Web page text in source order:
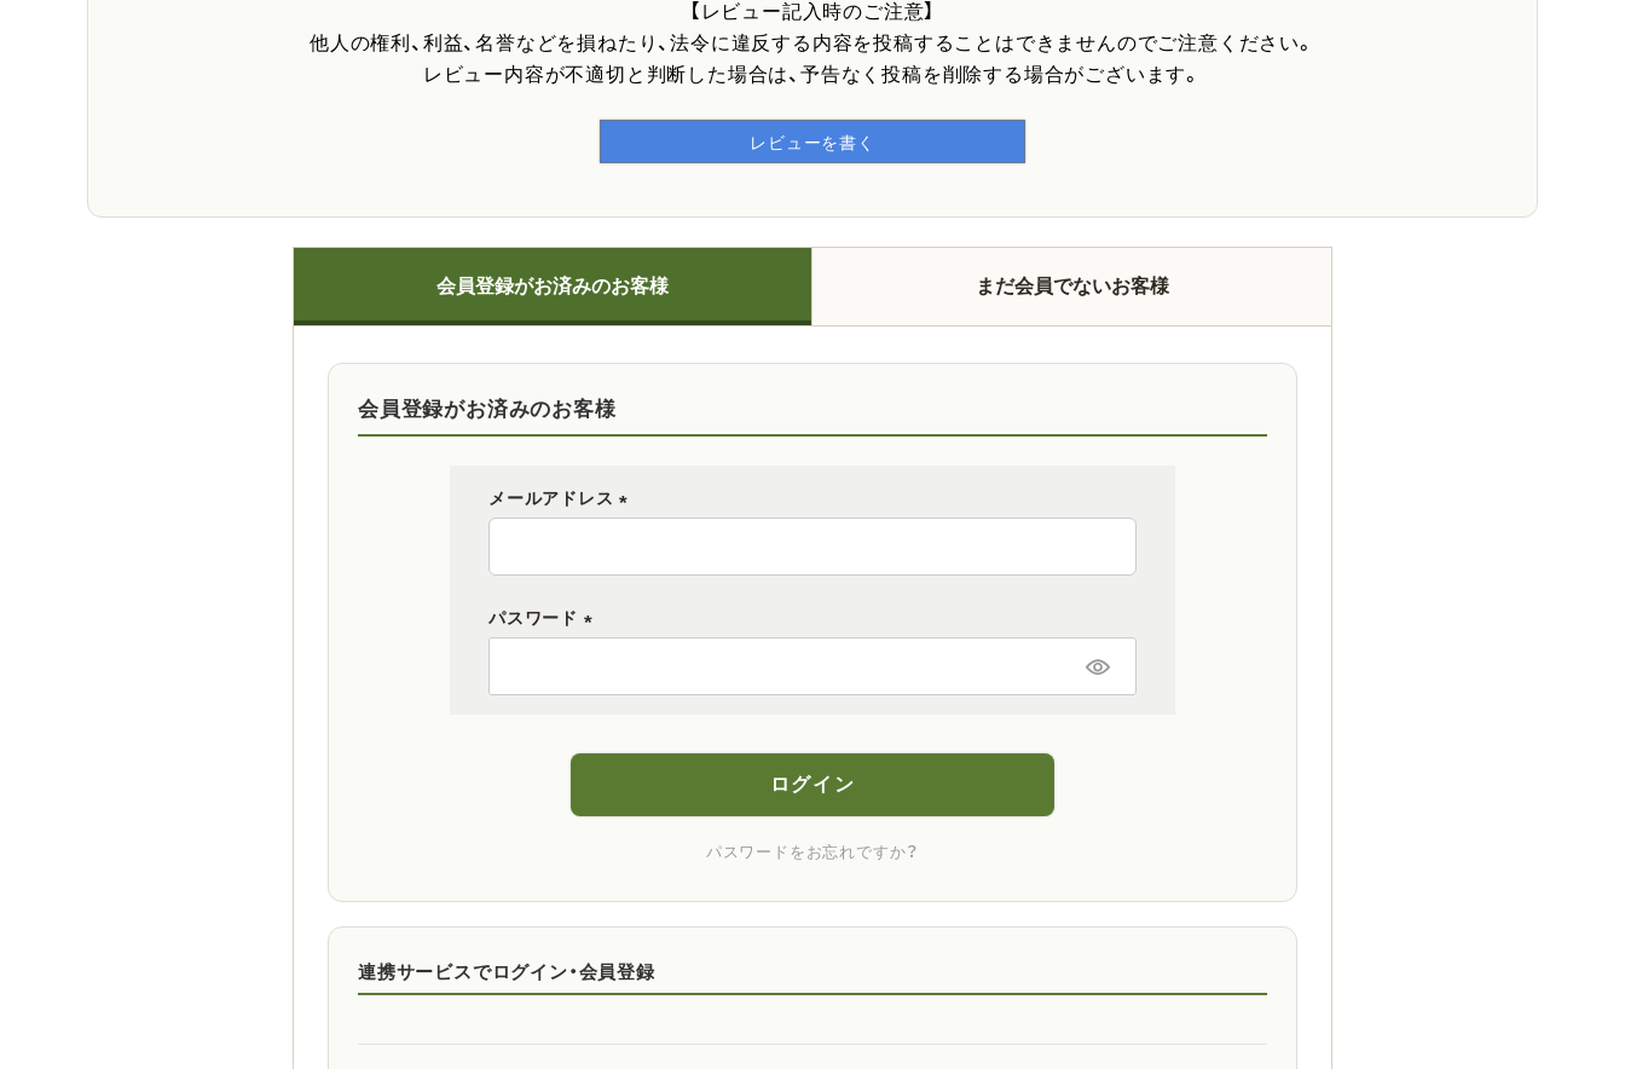
【レビュー記入時のご注意】
他人の権利、利益、名誉などを損ねたり、法令に違反する内容を投稿することはできませんのでご注意ください。
レビュー内容が不適切と判断した場合は、予告なく投稿を削除する場合がございます。
レビューを書く
会員登録がお済みのお客様 まだ会員でないお客様
会員登録がお済みのお客様
メールアドレス
パスワード
ログイン
パスワードをお忘れですか？
連携サービスでログイン・会員登録